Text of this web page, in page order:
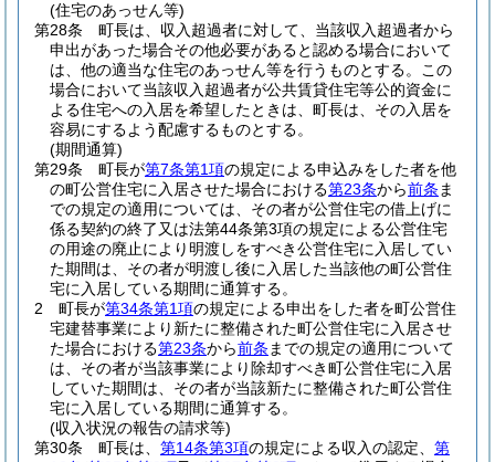
(住宅のあっせん等)
第28条
町長は、収入超過者に対して、当該収入超過者から
申出があった場合その他必要があると認める場合において
は、他の適当な住宅のあっせん等を行うものとする。
この
場合において当該収入超過者が公共賃貸住宅等公的資金に
よる住宅への入居を希望したときは、町長は、その入居を
容易にするよう配慮するものとする。
(期間通算)
第29条
町長が第7条第1項の規定による申込みをした者を他
の町公営住宅に入居させた場合における第23条から前条 ま
での規定の適用については、その者が公営住宅の借上げに
係る契約の終了又は法第44条第3項の規定による公営住宅
の用途の廃止により明渡しをすべき公営住宅に入居してい
た期間は、その者が明渡し後に入居した当該他の町公営住
宅に入居している期間に通算する。
2
町長が第34条第1項の規定による申出をした者を町公営住
宅建替事業により新たに整備された町公営住宅に入居させ
た場合における第23条から前条 までの規定の適用について
は、その者が当該事業により除却すべき町公営住宅に入居
していた期間は、その者が当該新たに整備された町公営住
宅に入居している期間に通算する。
(収入状況の報告の請求等)
第30条
町長は、 第14条第3項の規定による収入の認定、 第